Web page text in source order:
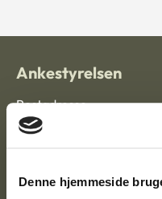
Denne hjemmeside
Ankestyrelsen
Postadresse:
Nytorv 7, 2. sal